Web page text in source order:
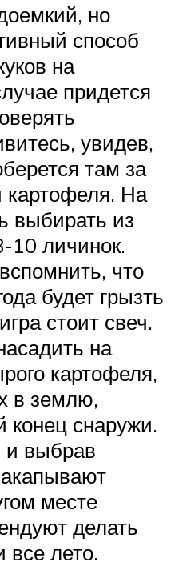
но
способ
на
придется
увидев,
там за
картофеля. На
выбирать из
10 личинок.
что
будет грызть
стоит свеч.
на
картофеля,
в землю,
конец снаружи.
и выбрав
месте
делать
все лето.